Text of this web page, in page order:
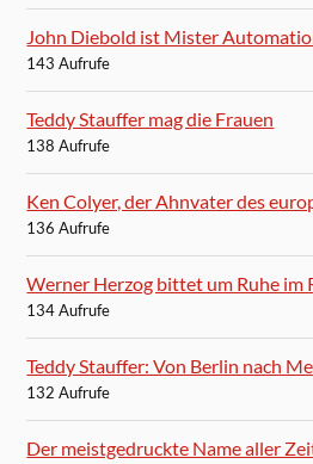
John Diebold ist Mister
143 Aufrufe
Teddy Stauffer mag die Frauen
138 Aufrufe
Ken Colyer, der Ahnvater des
136 Aufrufe
Werner Herzog bittet um Ruhe im
134 Aufrufe
Teddy Stauffer: Von Berlin nach
132 Aufrufe
Der meistgedruckte Name aller